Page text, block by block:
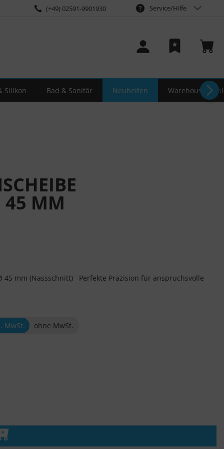
(+49) 02591-9901930 Service/Hilfe
Silikon Bad & Sanitär Neuheiten Warehouse-
45 MM
45 mm (Nassschnitt) Perfekte Präzision für anspruchsvolle
MwSt. ohne MwSt.